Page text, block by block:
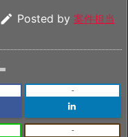
 Posted by 案件担当
-
-